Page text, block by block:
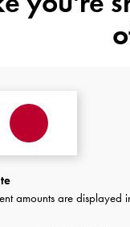
レビュー
amounts are displayed